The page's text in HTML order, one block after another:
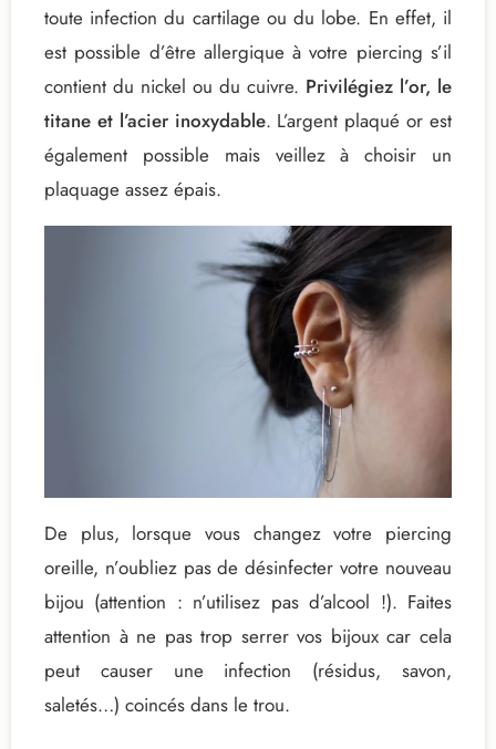
toute infection du cartilage ou du lobe. En effet, il
est possible d’être allergique à votre piercing s’il
contient du nickel ou du cuivre. Privilégiez l’or, le
titane et l’acier inoxydable. L’argent plaqué or est
également possible mais veillez à choisir un
plaquage assez épais.
De plus, lorsque vous changez votre piercing
oreille, n’oubliez pas de désinfecter votre nouveau
bijou (attention : n’utilisez pas d’alcool !). Faites
attention à ne pas trop serrer vos bijoux car cela
peut causer une infection (résidus, savon,
saletés…) coincés dans le trou.